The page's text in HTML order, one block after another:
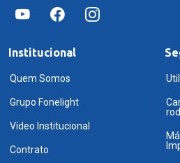
Institucional
Quem Somos
Grupo Fonelight
Vídeo Institucional
Contrato